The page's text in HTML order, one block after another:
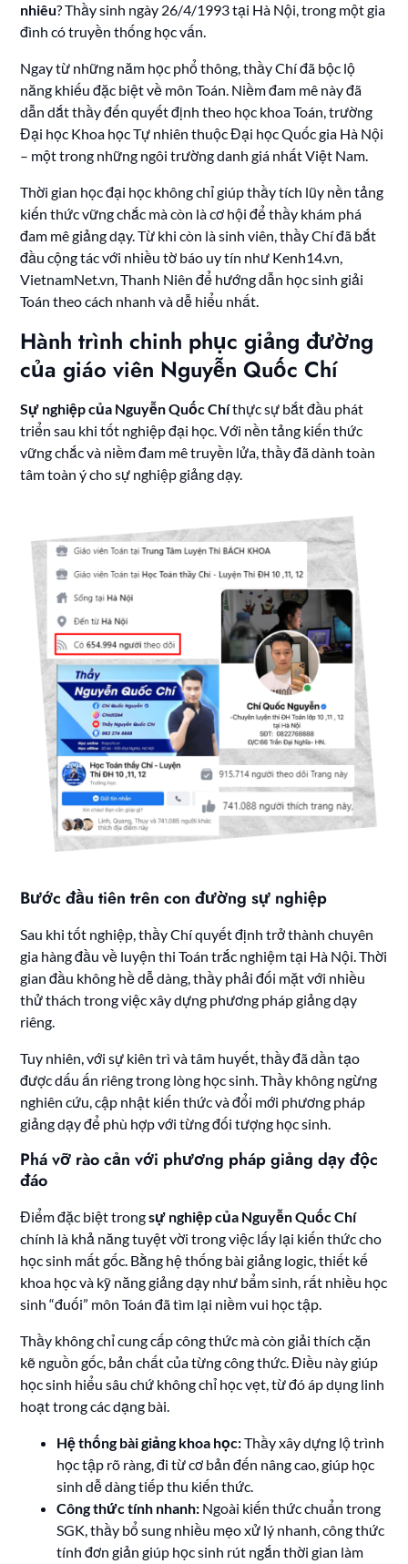
nhiêu? Thầy sinh ngày 26/4/1993 tại Hà Nội, trong một gia
đình có truyền thống học vấn.
Ngay từ những năm học phổ thông, thầy Chí đã bộc lộ
năng khiếu đặc biệt về môn Toán. Niềm đam mê này đã
dẫn dắt thầy đến quyết định theo học khoa Toán, trường
Đại học Khoa học Tự nhiên thuộc Đại học Quốc gia Hà Nội
– một trong những ngôi trường danh giá nhất Việt Nam.
Thời gian học đại học không chỉ giúp thầy tích lũy nền tảng
kiến thức vững chắc mà còn là cơ hội để thầy khám phá
đam mê giảng dạy. Từ khi còn là sinh viên, thầy Chí đã bắt
đầu cộng tác với nhiều tờ báo uy tín như Kenh14.vn,
VietnamNet.vn, Thanh Niên để hướng dẫn học sinh giải
Toán theo cách nhanh và dễ hiểu nhất.
Hành trình chinh phục giảng đường
của giáo viên Nguyễn Quốc Chí
Sự nghiệp của Nguyễn Quốc Chíthực sự bắt đầu phát
triển sau khi tốt nghiệp đại học. Với nền tảng kiến thức
vững chắc và niềm đam mê truyền lửa, thầy đã dành toàn
tâm toàn ý cho sự nghiệp giảng dạy.
Bước đầu tiên trên con đường sự nghiệp
Sau khi tốt nghiệp, thầy Chí quyết định trở thành chuyên
gia hàng đầu về luyện thi Toán trắc nghiệm tại Hà Nội. Thời
gian đầu không hề dễ dàng, thầy phải đối mặt với nhiều
thử thách trong việc xây dựng phương pháp giảng dạy
riêng.
Tuy nhiên, với sự kiên trì và tâm huyết, thầy đã dần tạo
được dấu ấn riêng trong lòng học sinh. Thầy không ngừng
nghiên cứu, cập nhật kiến thức và đổi mới phương pháp
giảng dạy để phù hợp với từng đối tượng học sinh.
Phá vỡ rào cản với phương pháp giảng dạy độc
đáo
Điểm đặc biệt trongsự nghiệp của Nguyễn Quốc Chí
chính là khả năng tuyệt vời trong việc lấy lại kiến thức cho
học sinh mất gốc. Bằng hệ thống bài giảng logic, thiết kế
khoa học và kỹ năng giảng dạy như bẩm sinh, rất nhiều học
sinh “đuối” môn Toán đã tìm lại niềm vui học tập.
Thầy không chỉ cung cấp công thức mà còn giải thích cặn
kẽ nguồn gốc, bản chất của từng công thức. Điều này giúp
học sinh hiểu sâu chứ không chỉ học vẹt, từ đó áp dụng linh
hoạt trong các dạng bài.
Hệ thống bài giảng khoa học:Thầy xây dựng lộ trình
học tập rõ ràng, đi từ cơ bản đến nâng cao, giúp học
sinh dễ dàng tiếp thu kiến thức.
Công thức tính nhanh: Ngoài kiến thức chuẩn trong
SGK, thầy bổ sung nhiều mẹo xử lý nhanh, công thức
tính đơn giản giúp học sinh rút ngắn thời gian làm